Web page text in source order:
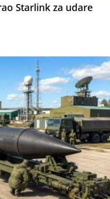
Starlink za udare